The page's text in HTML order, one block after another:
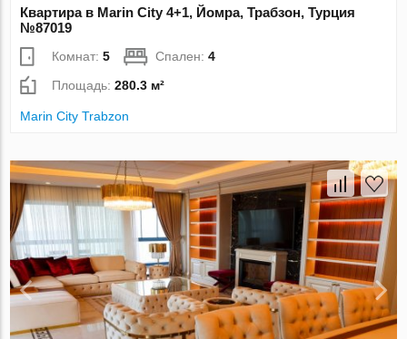
Квартира в Marin City 4+1, Йомра, Трабзон, Турция
№87019
Комнат:5 Спален:4
Площадь:280.3 м²
Marin City Trabzon